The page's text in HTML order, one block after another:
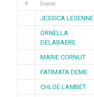
# Joueur
JESSICA LESENNE
ORNELLA
DELABAERE
MARIE CORNUT
FATIMATA DEME
CHLOE LAMBET